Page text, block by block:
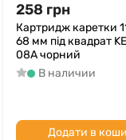
258 грн
Картридж каретки
68 мм під квадрат
08A чорний
В наличии
Додати в